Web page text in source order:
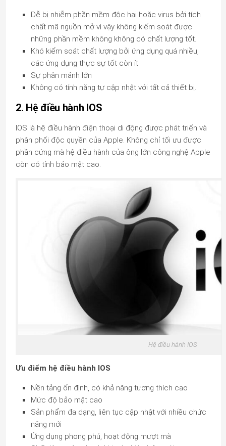
Dễ bị nhiễm phần mềm độc hại hoặc virus bởi tích
chất mã nguồn mở vì vậy không kiểm soát được
những phần mềm không không có chất lượng tốt.
Khó kiểm soát chất lượng bởi ứng dụng quá nhiều,
các ứng dụng thực sự tốt còn ít
Sự phân mảnh lớn
Không có tính năng tự cập nhật với tất cả thiết bị.
2. Hệ điều hành IOS
IOS là hệ điều hành điện thoại di động được phát triển và
phân phối độc quyền của Apple. Không chỉ tối ưu được
phần cứng mà hệ điều hành của ông lớn công nghệ Apple
còn có tính bảo mật cao.
Hệ điều hành IOS
Ưu điểm hệ điều hành IOS
Nền tảng ổn định, có khả năng tương thích cao
Mức độ bảo mật cao
Sản phẩm đa dạng, liên tục cập nhật với nhiều chức
năng mới
Ứng dụng phong phú, hoạt động mượt mà